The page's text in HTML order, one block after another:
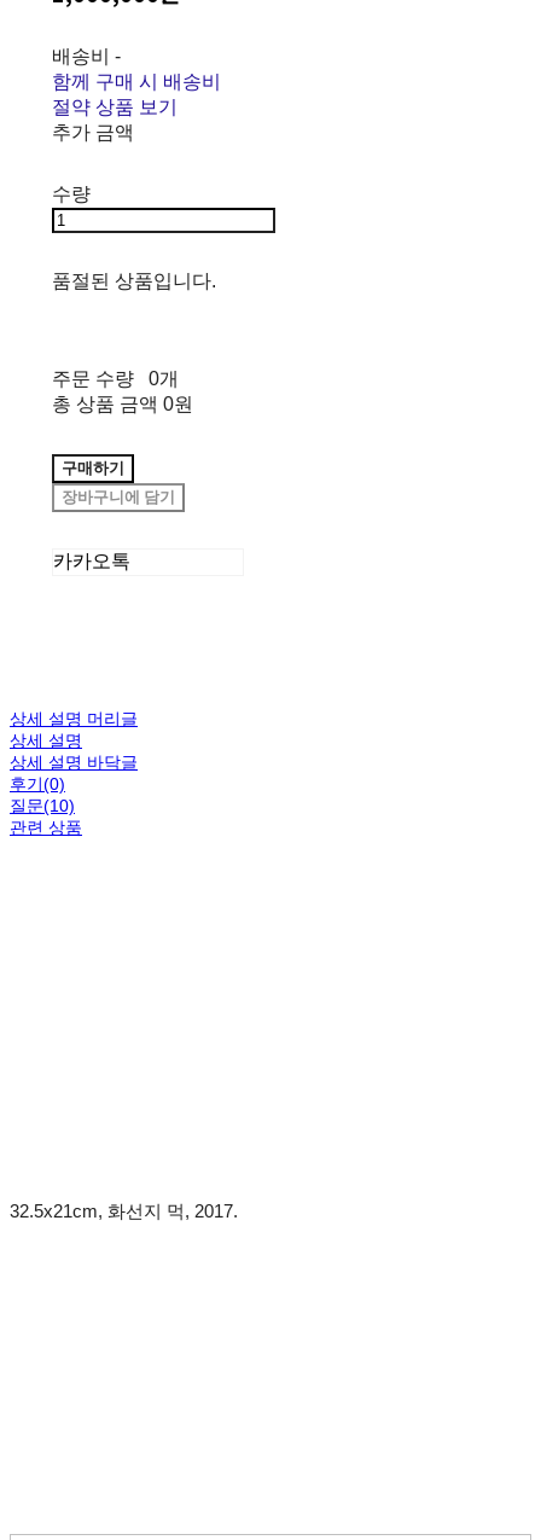
배송비 -
함께 구매 시 배송비
절약 상품 보기
추가 금액
수량
품절된 상품입니다.
주문 수량
0개
총 상품 금액 0원
구매하기
장바구니에 담기
카카오톡
상세 설명 머리글
상세 설명
상세 설명 바닥글
후기(0)
질문(10)
관련 상품
32.5x21cm, 화선지 먹, 2017.